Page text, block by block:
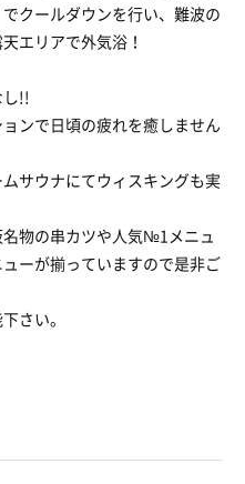
クールダウンを行い、難波の
エリアで外気浴！
!!
ンで日頃の疲れを癒しません
サウナにてウィスキングも実
物の串カツや人気№1メニュ
ーが揃っていますので是非ご
さい。